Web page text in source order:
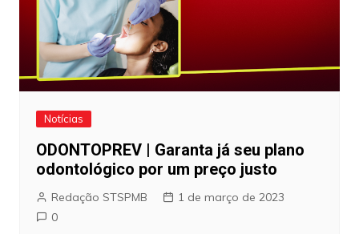
Notícias
ODONTOPREV | Garanta já seu plano
odontológico por um preço justo
Redação STSPMB
1 de março de 2023
0